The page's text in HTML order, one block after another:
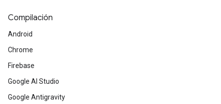
Compilación
Android
Chrome
Firebase
Google AI Studio
Google Antigravity